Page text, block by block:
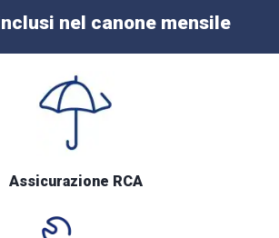
nel canone mensile
Assicurazione RCA